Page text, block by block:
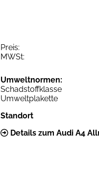
Preis:
MWSt:
Umweltnormen:
Schadstoffklasse
Umweltplakette
Standort
Details zum Audi A4